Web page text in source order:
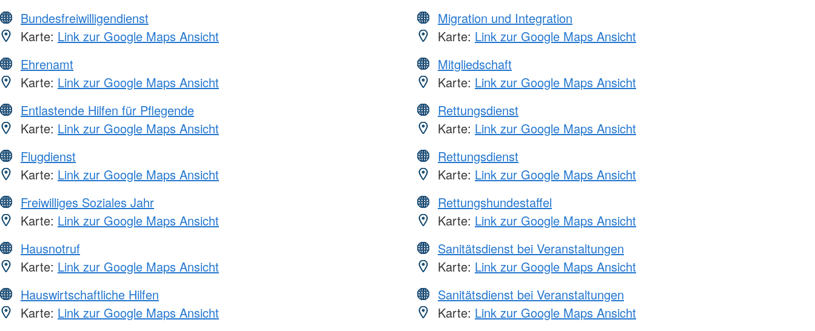
Bundesfreiwilligendienst
Karte: Link zur Google Maps Ansicht
Ehrenamt
Karte: Link zur Google Maps Ansicht
Entlastende Hilfen für Pflegende
Karte: Link zur Google Maps Ansicht
Flugdienst
Karte: Link zur Google Maps Ansicht
Freiwilliges Soziales Jahr
Karte: Link zur Google Maps Ansicht
Hausnotruf
Karte: Link zur Google Maps Ansicht
Hauswirtschaftliche Hilfen
Karte: Link zur Google Maps Ansicht
Migration und Integration
Karte: Link zur Google Maps Ansicht
Mitgliedschaft
Karte: Link zur Google Maps Ansicht
Rettungsdienst
Karte: Link zur Google Maps Ansicht
Rettungsdienst
Karte: Link zur Google Maps Ansicht
Rettungshundestaffel
Karte: Link zur Google Maps Ansicht
Sanitätsdienst bei Veranstaltungen
Karte: Link zur Google Maps Ansicht
Sanitätsdienst bei Veranstaltungen
Karte: Link zur Google Maps Ansicht